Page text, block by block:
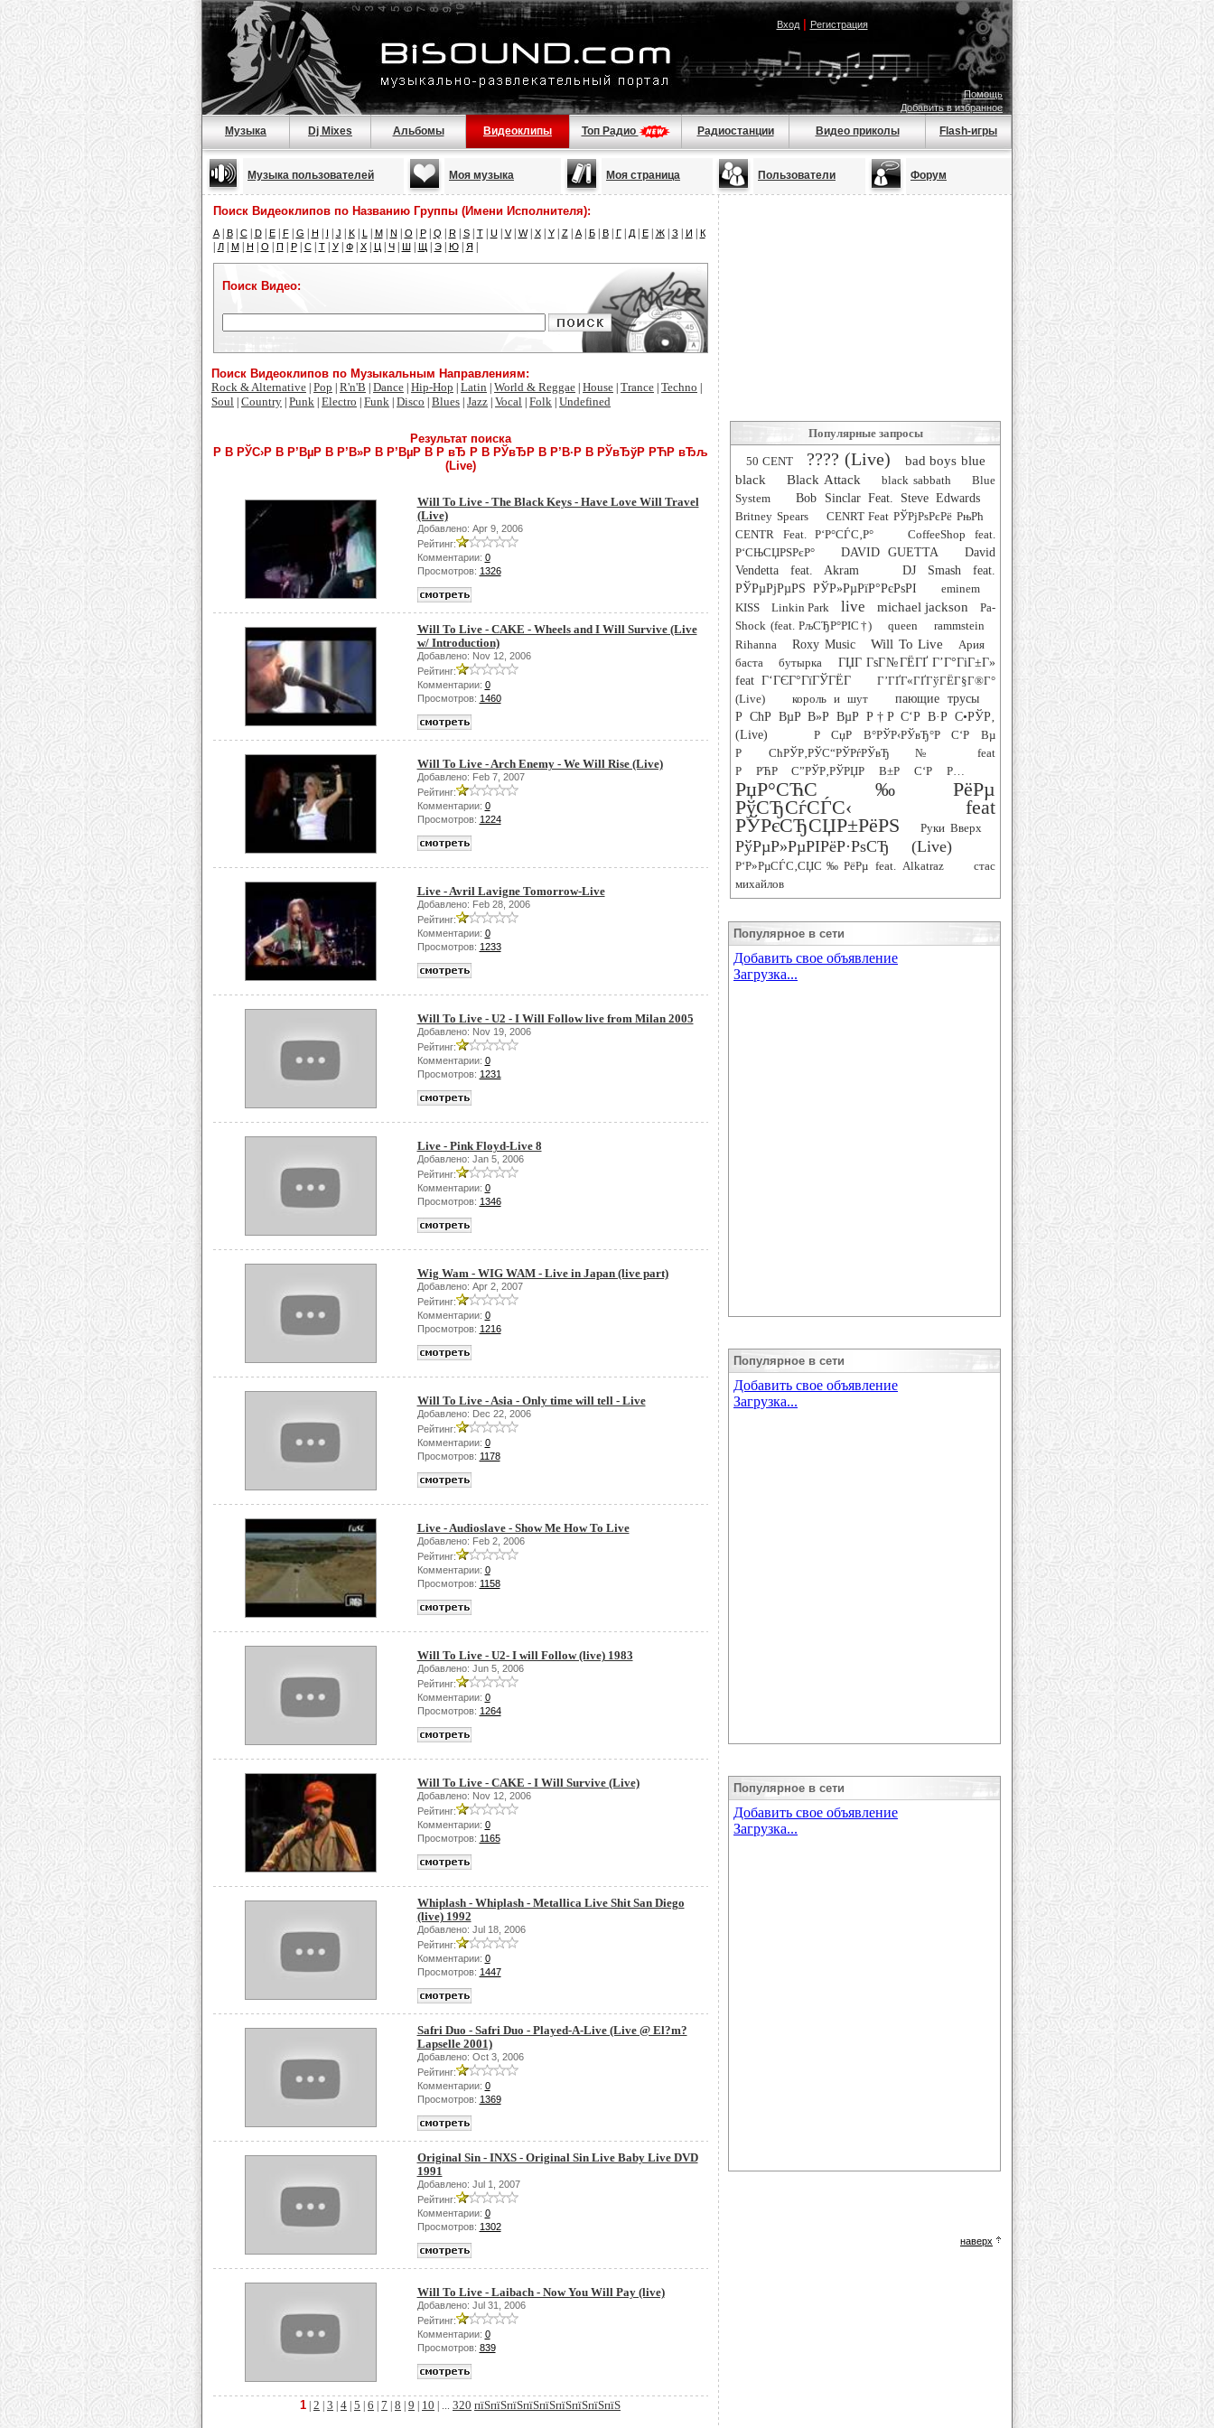
Вход| Регистрация
Помощь
Добавить в избранное
Музыка Dj Mixes Альбомы Видеоклипы Топ Радио Радиостанции Видео приколы Flash-игры
Музыка пользователей Моя музыка Моя страница Пользователи Форум
Поиск Видеоклипов по Названию Группы (Имени Исполнителя):
A| B| C| D| E| F| G H I J K| L | M| N O P| Q R| S| T| U| V| W| X| Y| Z| А| Б| В| Г| Д| Е| Ж| З И К
Л| М| Н О П Р| С| Т| У| Ф| Х| Ц| Ч| Ш| Щ| Э| Ю| Я
Поиск Видео:
Поиск Видеоклипов по Музыкальным Направлениям:
Rock & Alternative Pop R'n'B Dance Hip-Hop Latin World & Reggae House Trance Techno
Soul Country Punk Electro Funk Disco Blues Jazz Vocal Folk Undefined
Результат поиска
Р В РЎС›Р В Р’ВµР В Р’В»Р В Р’ВµР В Р вЂ Р В РЎвЂР В Р’В·Р В РЎвЂўР РЋР вЂљ
(Live)
Will To Live - The Black Keys - Have Love Will Travel
(Live)
Добавлено: Apr 9, 2006
Рейтинг:
Комментарии: 0
Просмотров: 1326
Will To Live - CAKE - Wheels and I Will Survive (Live
w/ Introduction)
Добавлено: Nov 12, 2006
Рейтинг:
Комментарии: 0
Просмотров: 1460
Will To Live - Arch Enemy - We Will Rise (Live)
Добавлено: Feb 7, 2007
Рейтинг:
Комментарии: 0
Просмотров: 1224
Live - Avril Lavigne Tomorrow-Live
Добавлено: Feb 28, 2006
Рейтинг:
Комментарии: 0
Просмотров: 1233
Will To Live - U2 - I Will Follow live from Milan 2005
Добавлено: Nov 19, 2006
Рейтинг:
Комментарии: 0
Просмотров: 1231
Live - Pink Floyd-Live 8
Добавлено: Jan 5, 2006
Рейтинг:
Комментарии: 0
Просмотров: 1346
Wig Wam - WIG WAM - Live in Japan (live part)
Добавлено: Apr 2, 2007
Рейтинг:
Комментарии: 0
Просмотров: 1216
Will To Live - Asia - Only time will tell - Live
Добавлено: Dec 22, 2006
Рейтинг:
Комментарии: 0
Просмотров: 1178
Live - Audioslave - Show Me How To Live
Добавлено: Feb 2, 2006
Рейтинг:
Комментарии: 0
Просмотров: 1158
Will To Live - U2- I will Follow (live) 1983
Добавлено: Jun 5, 2006
Рейтинг:
Комментарии: 0
Просмотров: 1264
Will To Live - CAKE - I Will Survive (Live)
Добавлено: Nov 12, 2006
Рейтинг:
Комментарии: 0
Просмотров: 1165
Whiplash - Whiplash - Metallica Live Shit San Diego
(live) 1992
Добавлено: Jul 18, 2006
Рейтинг:
Комментарии: 0
Просмотров: 1447
Safri Duo - Safri Duo - Played-A-Live (Live @ El?m?
Lapselle 2001)
Добавлено: Oct 3, 2006
Рейтинг:
Комментарии: 0
Просмотров: 1369
Original Sin - INXS - Original Sin Live Baby Live DVD
1991
Добавлено: Jul 1, 2007
Рейтинг:
Комментарии: 0
Просмотров: 1302
Will To Live - Laibach - Now You Will Pay (live)
Добавлено: Jul 31, 2006
Рейтинг:
Комментарии: 0
Просмотров: 839
1 2 3 4 5 6 7 8 9 10 | ... 320 пїЅпїЅпїЅпїЅпїЅпїЅпїЅпїЅпїЅ
Популярные запросы
50 CENT ???? (Live)
bad boys blue
black
Black Attack black sabbath
Blue
System
Bob Sinclar Feat. Steve Edwards
Britney Spears
CENRT Feat РЎРјРѕРєРё РњРћ
CENTR Feat. Р‘Р°СЃС‚Р°
CoffeeShop feat.
Р‘СЊСЏРЅРєР°
DAVID GUETTA
David
Vendetta feat. Akram
DJ Smash feat.
РЎРµРјРµРЅ РЎР»РµРїР°РєРѕРІ
eminem
KISS
Linkin Park live michael jackson
Pa-
Shock (feat. РљСЂР°РІС†)
queen
rammstein
Rihanna
Roxy Music Will To Live
Ария
баста
бутырка
ГЏГ ГѕГ№ГЁГҐ Г’Г°ГіГ±Г»
feat Г‘ГЄГ°ГїГЎГЁГ­
Г’ГҐГ«ГҐГўГЁГ§Г®Г°
(Live)
король и шут
пающие трусы
Р СћР ВµР В»Р ВµР Р†Р С‘Р В·Р С•РЎР‚
(Live)
Р СџР В°РЎР‹РЎвЂ°Р С‘Р Вµ
Р СћРЎР‚РЎС“РЎРѓРЎвЂ№ feat
Р РЋР С”РЎР‚РЎРЏР В±Р С‘Р Р…
РџР°СЋС‰РёРµ
РўСЂСѓСЃС‹ feat
РЎРєСЂСЏР±РёРЅ
Руки Вверх
РўРµР»РµРІРёР·РѕСЂ (Live)
Р‘Р»РµСЃС‚СЏС‰РёРµ feat. Alkatraz
стас
михайлов
Популярное в сети
Популярное в сети
Популярное в сети
наверх